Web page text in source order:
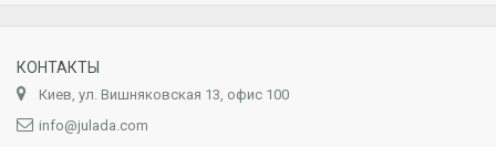
КОНТАКТЫ
Киев, ул. Вишняковская 13, офис 100
info@julada.com